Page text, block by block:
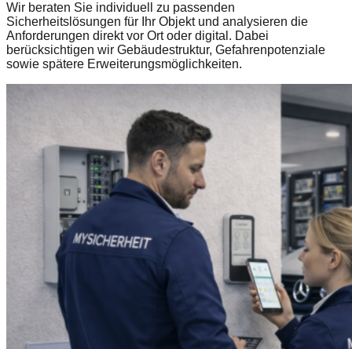
Wir beraten Sie individuell zu passenden
Sicherheitslösungen für Ihr Objekt und analysieren die
Anforderungen direkt vor Ort oder digital. Dabei
berücksichtigen wir Gebäudestruktur, Gefahrenpotenziale
sowie spätere Erweiterungsmöglichkeiten.